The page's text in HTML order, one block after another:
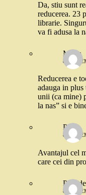
Da, stiu sunt
reducerea. 23
librarie.
va fi adusa la
Maria
8
Reducerea e
adauga in
unii (ca mine)
la nas” si e
Paula
8
Avantajul cel
care cei din
Pata
8